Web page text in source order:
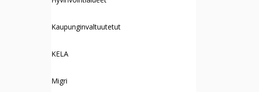
Kaupunginvaltuutetut
KELA
Migri